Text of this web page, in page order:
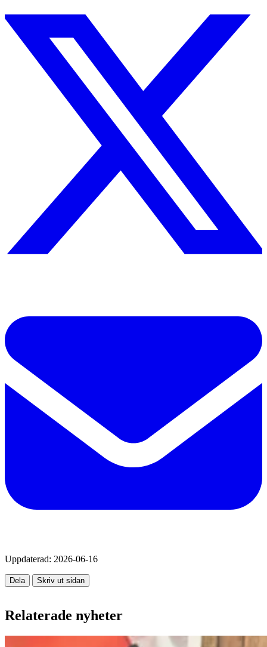
Uppdaterad: 2026-06-16
Dela Skriv ut sidan
Relaterade nyheter